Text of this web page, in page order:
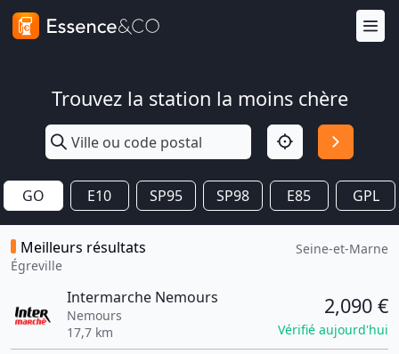
Trouvez la station la moins chère
GO E10 SP95 SP98 E85 GPL
Meilleurs résultats
Égreville
Seine-et-Marne
Intermarche Nemours
Nemours
17,7 km
2,090 €
Vérifié aujourd'hui